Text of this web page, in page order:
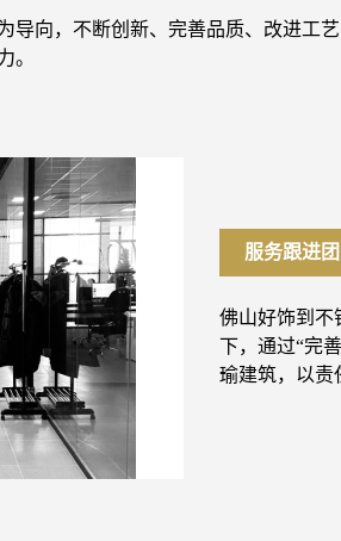
导向，不断创新、完善品质、改进工
。
服务跟进
佛山好饰到不
下，通过“完
瑜建筑，以责